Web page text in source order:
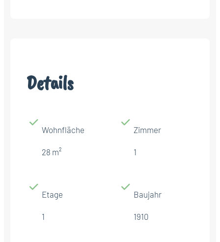
Details
Wohnfläche
28 m²
Zimmer
1
Etage
1
Baujahr
1910